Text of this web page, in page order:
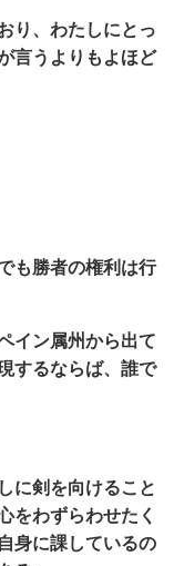
り、わたしにとっ
言うよりもよほど
も勝者の権利は行
イン属州から出て
するならば、誰で
に剣を向けること
をわずらわせたく
身に課しているの